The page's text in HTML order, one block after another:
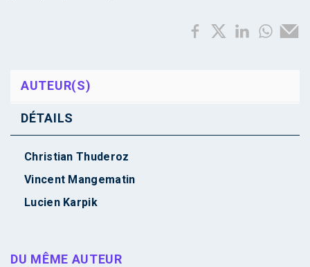
AUTEUR(S)
DÉTAILS
Christian Thuderoz
Vincent Mangematin
Lucien Karpik
DU MÊME AUTEUR